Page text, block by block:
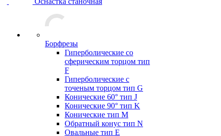
Борфрезы
Гиперболические cо
сферическим торцом тип
F
Гиперболические с
точеным торцом тип G
Конические 60° тип J
Конические 90° тип K
Конические тип M
Обратный конус тип N
Овальные тип E